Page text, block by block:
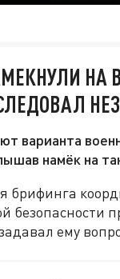
НА
варианта
намёк на
брифинга
безопасности
ему